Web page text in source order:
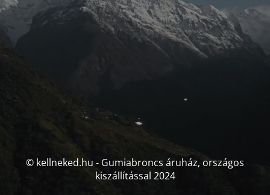
© kellneked.hu - Gumiabroncs áruház, országos
kiszállítással 2024